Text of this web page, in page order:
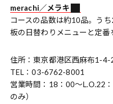
merachi／メラキ
コースの品数は約10品。う
板の日替わりメニューと定番
住所：東京都港区西麻布1-
TEL：03-6762-8001
営業時間：18：00～L.O.22
のみ）